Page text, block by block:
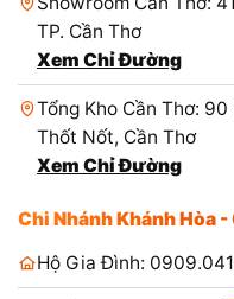
TP. Cần Thơ
Xem Chỉ Đường
Tổng Kho Cần Thơ: 90
Thốt Nốt, Cần Thơ
Xem Chỉ Đường
Chi Nhánh Khánh Hòa
Hộ Gia Đình: